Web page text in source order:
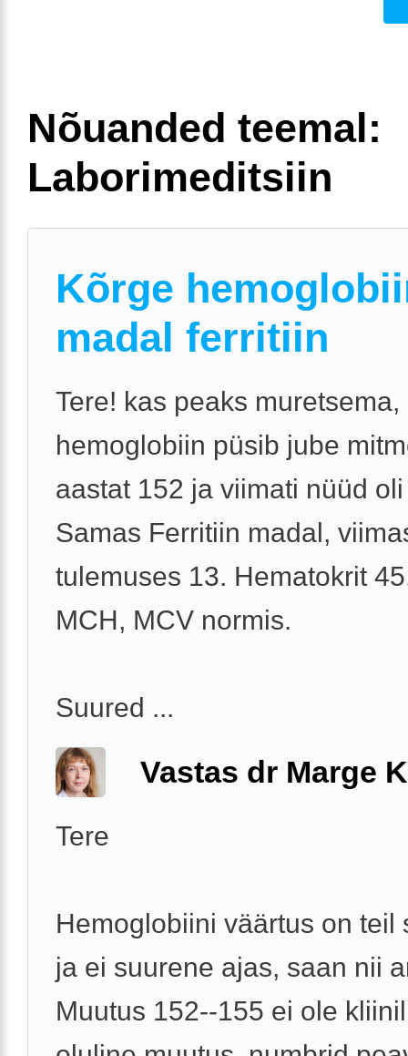
Nõuanded teemal:
Laborimeditsiin
Kõrge
madal ferritiin
Tere! kas peaks muretsema,
hemoglobiin püsib jube
aastat 152 ja viimati nüüd
Samas Ferritiin madal,
tulemuses 13. Hematokrit
MCH, MCV normis.
Suured ...
Vastas dr Marge
Tere
Hemoglobiini väärtus on teil
ja ei suurene ajas, saan nii
Muutus 152--155 ei ole